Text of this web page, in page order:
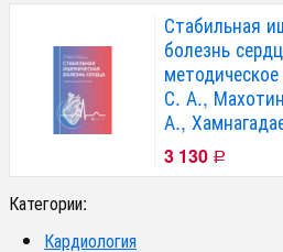
Стабильная
болезнь
С. А.,
А.,
3 130 Р
Категории:
Кардиология